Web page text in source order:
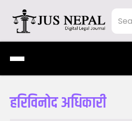
content
Jus Nepal | www.jusnepal.com
Digital Legal Journal
हरिविनोद अधिकारी